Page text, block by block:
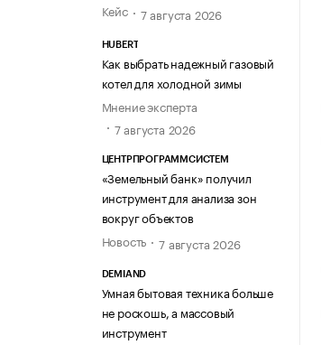
Кейс
7 августа 2026
HUBERT
Как выбрать надежный газовый
котел для холодной зимы
Мнение эксперта
7 августа 2026
ЦЕНТРПРОГРАММСИСТЕМ
«Земельный банк» получил
инструмент для анализа зон
вокруг объектов
Новость
7 августа 2026
DEMIAND
Умная бытовая техника больше
не роскошь, а массовый
инструмент